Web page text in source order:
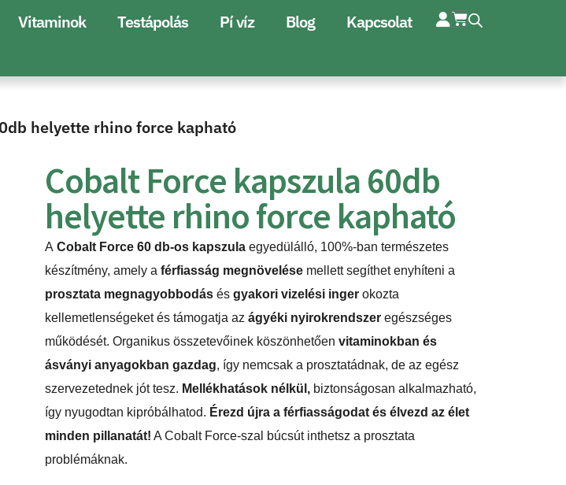
Vitaminok Testápolás Pí víz Blog Kapcsolat
helyette rhino force kapható
Cobalt Force kapszula 60db
helyette rhino force kapható
A Cobalt Force 60 db-os kapszula egyedülálló, 100%-ban természetes
készítmény, amely a férfiasság megnövelése mellett segíthet enyhíteni a
prosztata megnagyobbodás és gyakori vizelési inger okozta
kellemetlenségeket és támogatja az ágyéki nyirokrendszer egészséges
működését. Organikus összetevőinek köszönhetően vitaminokban és
ásványi anyagokban gazdag, így nemcsak a prosztatádnak, de az egész
szervezetednek jót tesz. Mellékhatások nélkül, biztonságosan alkalmazható,
így nyugodtan kipróbálhatod. Érezd újra a férfiasságodat és élvezd az élet
minden pillanatát! A Cobalt Force-szal búcsút inthetsz a prosztata
problémáknak.